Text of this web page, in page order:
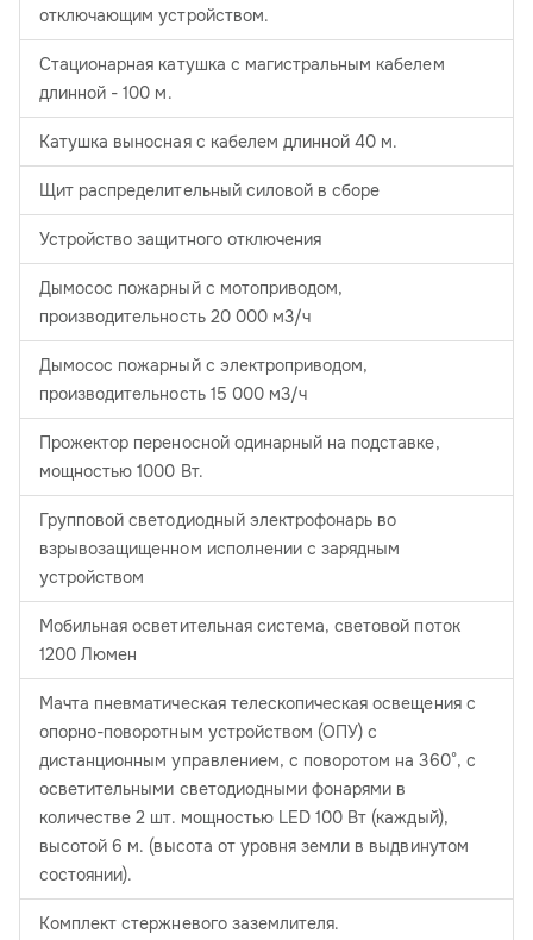
отключающим устройством.
Стационарная катушка с магистральным кабелем
длинной - 100 м.
Катушка выносная с кабелем длинной 40 м.
Щит распределительный силовой в сборе
Устройство защитного отключения
Дымосос пожарный с мотоприводом,
производительность 20 000 м3/ч
Дымосос пожарный с электроприводом,
производительность 15 000 м3/ч
Прожектор переносной одинарный на подставке,
мощностью 1000 Вт.
Групповой светодиодный электрофонарь во
взрывозащищенном исполнении с зарядным
устройством
Мобильная осветительная система, световой поток
1200 Люмен
Мачта пневматическая телескопическая освещения с
опорно-поворотным устройством (ОПУ) с
дистанционным управлением, с поворотом на 360°, с
осветительными светодиодными фонарями в
количестве 2 шт. мощностью LED 100 Вт (каждый),
высотой 6 м. (высота от уровня земли в выдвинутом
состоянии).
Комплект стержневого заземлителя.